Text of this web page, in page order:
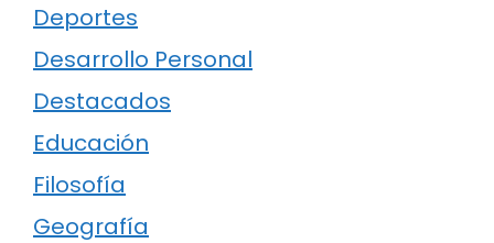
Deportes
Desarrollo Personal
Destacados
Educación
Filosofía
Geografía